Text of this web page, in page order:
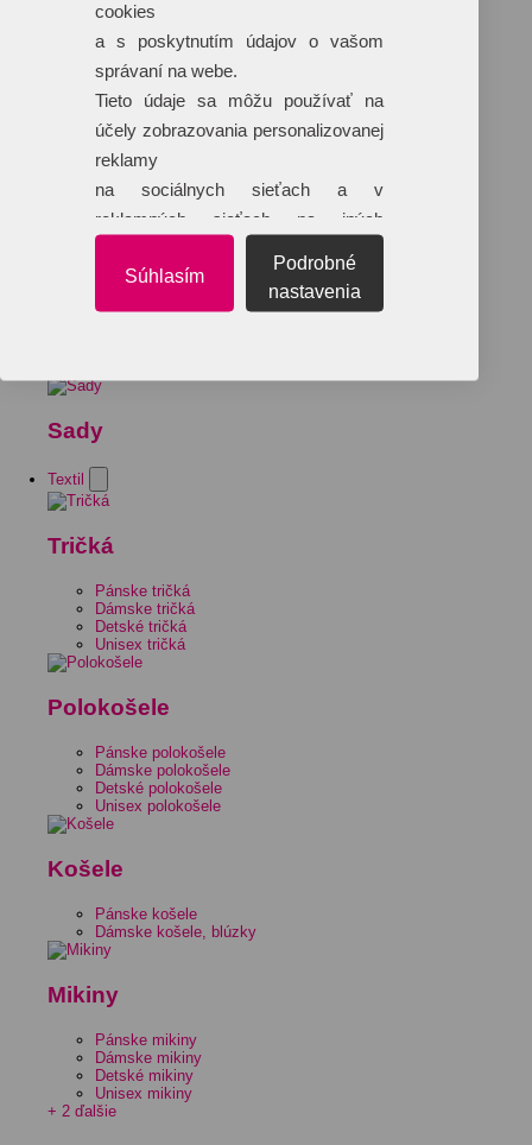
Sady
Textil
Tričká
Pánske tričká
Dámske tričká
Detské tričká
Unisex tričká
Polokošele
Pánske polokošele
Dámske polokošele
Detské polokošele
Unisex polokošele
Košele
Pánske košele
Dámske košele, blúzky
Mikiny
Pánske mikiny
Dámske mikiny
Detské mikiny
Unisex mikiny
+ 2 ďalšie
cookies
a s poskytnutím údajov o vašom
správaní na webe.
Tieto údaje sa môžu používať na
účely zobrazovania personalizovanej
reklamy
na sociálnych sieťach a v
reklamných sieťach na iných
Súhlasím
Podrobné
nastavenia